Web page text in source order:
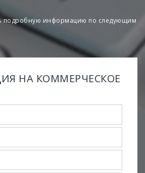
подробную информацию по следующим
НА КОММЕРЧЕСКОЕ